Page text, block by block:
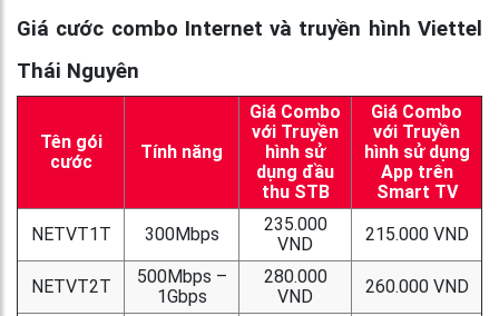
Giá cước combo Internet và truyền hình Viettel
Thái Nguyên
Tên gói
cước
Tính năng
Giá Combo
với Truyền
hình sử
dụng đầu
thu STB
Giá Combo
với Truyền
hình sử dụng
App trên
Smart TV
NETVT1T
300Mbps
235.000
VND
215.000 VND
NETVT2T
500Mbps –
1Gbps
280.000
VND
260.000 VND